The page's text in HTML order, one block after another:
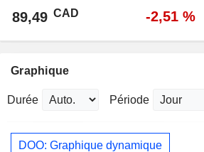
89,49 CAD -2,51 %
Graphique
Durée Période
DOO: Graphique dynamique